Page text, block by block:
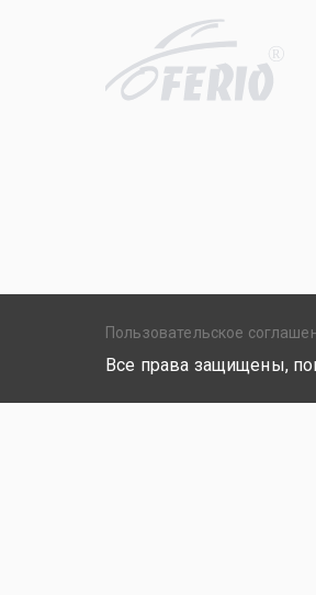
R
Пользовательское
Все права защищены,